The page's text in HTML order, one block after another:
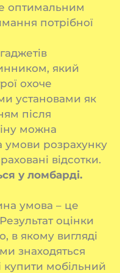
оптимальним
потрібної
який
охоче
установами як
після
можна
умови розрахунку
відсотки.
у ломбарді.
умова – це
оцінки
в якому вигляді
знаходяться
купити мобільний